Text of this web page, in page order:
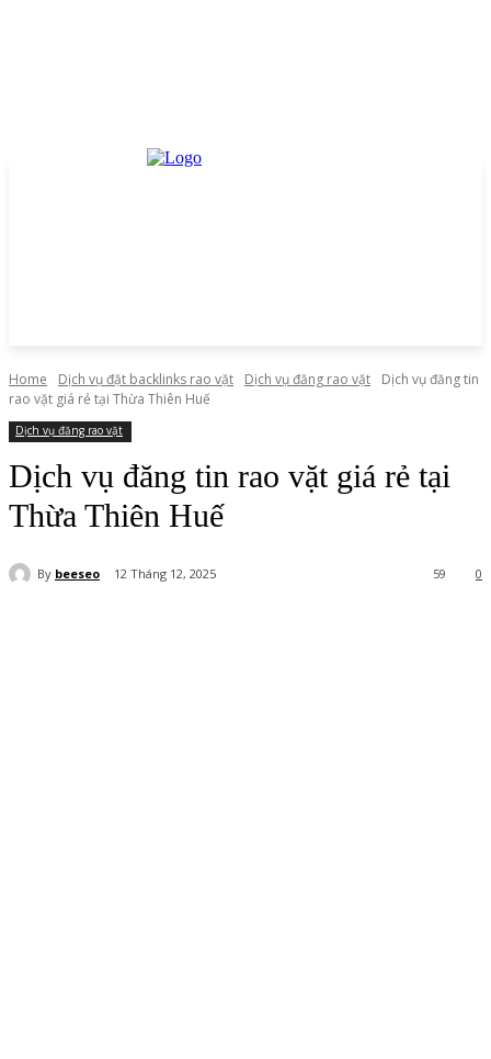
Home Dịch vụ đặt backlinks rao vặt Dịch vụ đăng rao vặt
Dịch vụ đăng tin
rao vặt giá rẻ tại Thừa Thiên Huế
Dịch vụ đăng rao vặt
Dịch vụ đăng tin rao vặt giá rẻ tại
Thừa Thiên Huế
By beeseo 12 Tháng 12, 2025 0
59